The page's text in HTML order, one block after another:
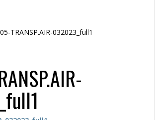
TRANSP.AIR-032023_full1